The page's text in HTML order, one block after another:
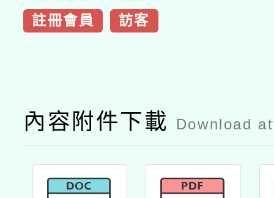
註冊會員 訪客
內容附件下載 Download